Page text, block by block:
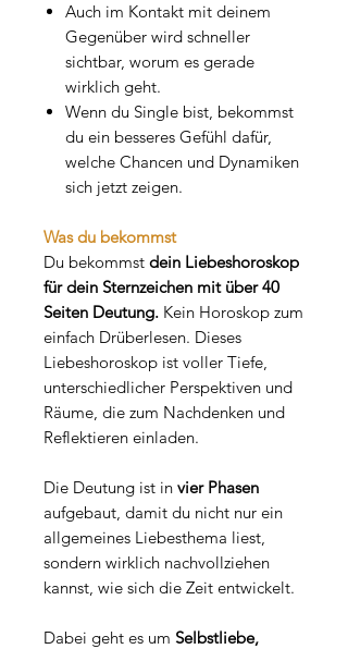
Auch im Kontakt mit deinem
Gegenüber wird schneller
sichtbar, worum es gerade
wirklich geht.
Wenn du Single bist, bekommst
du ein besseres Gefühl dafür,
welche Chancen und Dynamiken
sich jetzt zeigen.
Was du bekommst
Du bekommst dein Liebeshoroskop
für dein Sternzeichen mit über 40
Seiten Deutung. Kein Horoskop zum
einfach Drüberlesen. Dieses
Liebeshoroskop ist voller Tiefe,
unterschiedlicher Perspektiven und
Räume, die zum Nachdenken und
Reflektieren einladen.
Die Deutung ist in vier Phasen
aufgebaut, damit du nicht nur ein
allgemeines Liebesthema liest,
sondern wirklich nachvollziehen
kannst, wie sich die Zeit entwickelt.
Dabei geht es um Selbstliebe,